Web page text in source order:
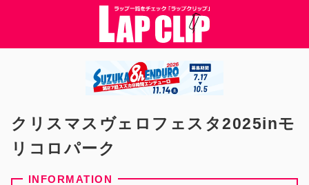
クリスマスヴェロフェスタ2025inモ
リコロパーク